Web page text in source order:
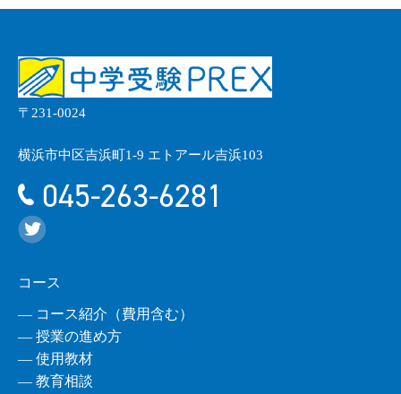
〒231-0024
横浜市中区吉浜町1-9 エトアール吉浜103
045-263-6281
コース
― コース紹介（費用含む）
― 授業の進め方
― 使用教材
― 教育相談